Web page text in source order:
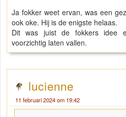
Ja fokker weet ervan, was een
ook oke. Hij is de enigste helaas.
Dit was juist de fokkers idee
voorzichtig laten vallen.
lucienne
11 februari 2024 om 19:42